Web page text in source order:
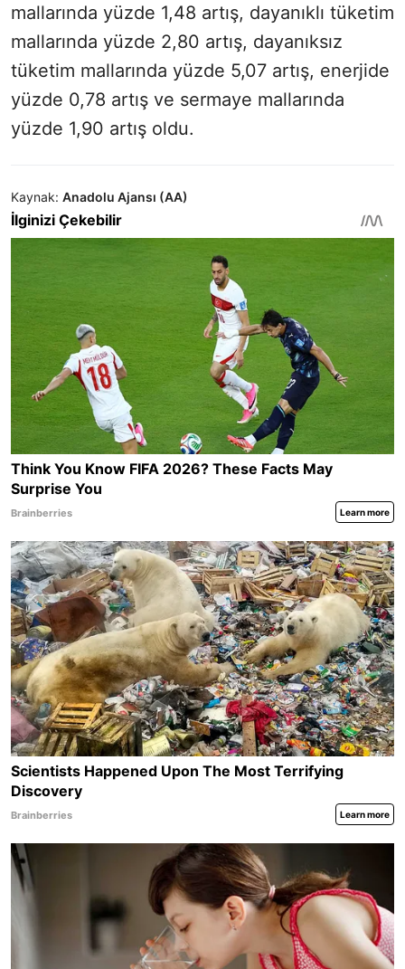
mallarında yüzde 1,48 artış, dayanıklı tüketim
mallarında yüzde 2,80 artış, dayanıksız
tüketim mallarında yüzde 5,07 artış, enerjide
yüzde 0,78 artış ve sermaye mallarında
yüzde 1,90 artış oldu.
Kaynak: Anadolu Ajansı (AA)